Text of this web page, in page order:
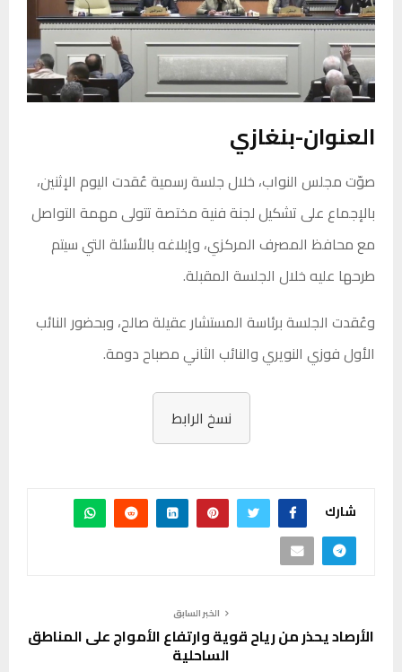
العنوان-بنغازي
صوّت مجلس النواب، خلال جلسة رسمية عُقدت اليوم الإثنين،
بالإجماع على تشكيل لجنة فنية مختصة تتولى مهمة التواصل
مع محافظ المصرف المركزي، وإبلاغه بالأسئلة التي سيتم
طرحها عليه خلال الجلسة المقبلة.
وعُقدت الجلسة برئاسة المستشار عقيلة صالح، وبحضور النائب
الأول فوزي النويري والنائب الثاني مصباح دومة.
نسخ الرابط
شارك
الخبر السابق
الأرصاد يحذر من رياح قوية وارتفاع الأمواج على المناطق
الساحلية